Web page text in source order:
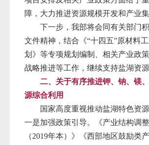
障，大力推进资源规模开发和产业集
下一步，我部将会同有关部门
文件精神，结合《“十四五”原材料
划》等专项规划编制、相关产业政
战略推进等工作，继续支持盐湖资源
二、关于有序推进钾、钠、镁
源综合利用
国家高度重视推动盐湖特色资源
一是加强政策引导。《产业结构调
（2019年本）》《西部地区鼓励类